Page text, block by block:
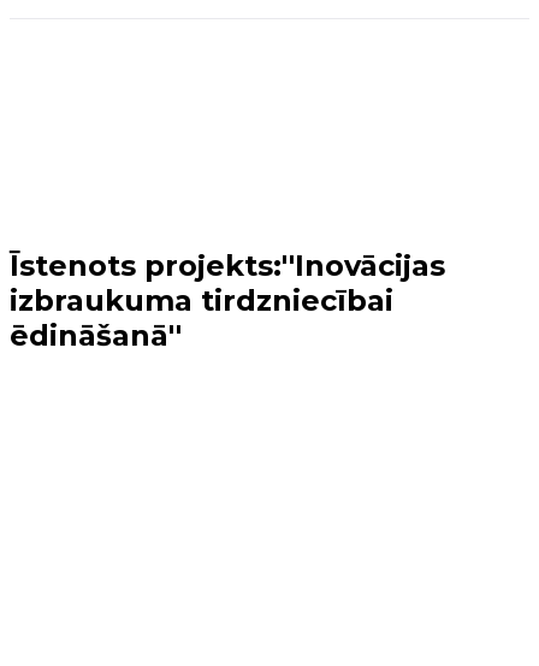
Īstenots projekts:''Inovācijas
izbraukuma tirdzniecībai
ēdināšanā''